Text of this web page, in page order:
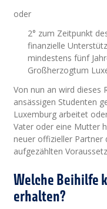
oder
2° zum Zeitpunkt
finanzielle
mindestens fünf
Großherzogtum
Von nun an wird dieses
ansässigen Studenten
Luxemburg arbeitet
Vater oder eine Mutter
neuer offizieller Partner
aufgezählten
Welche Beihilfe
erhalten?